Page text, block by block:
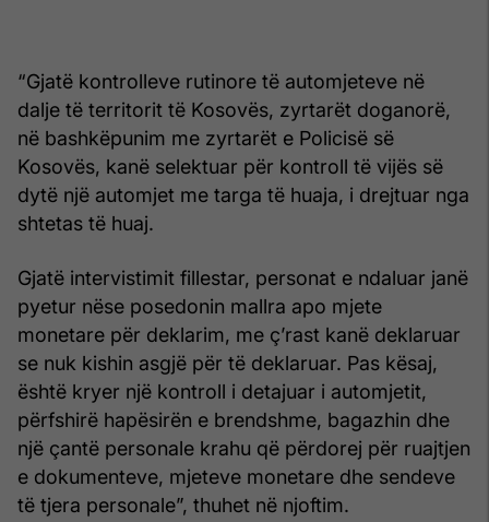
“Gjatë kontrolleve rutinore të automjeteve në
dalje të territorit të Kosovës, zyrtarët doganorë,
në bashkëpunim me zyrtarët e Policisë së
Kosovës, kanë selektuar për kontroll të vijës së
dytë një automjet me targa të huaja, i drejtuar nga
shtetas të huaj.
Gjatë intervistimit fillestar, personat e ndaluar janë
pyetur nëse posedonin mallra apo mjete
monetare për deklarim, me ç’rast kanë deklaruar
se nuk kishin asgjë për të deklaruar. Pas kësaj,
është kryer një kontroll i detajuar i automjetit,
përfshirë hapësirën e brendshme, bagazhin dhe
një çantë personale krahu që përdorej për ruajtjen
e dokumenteve, mjeteve monetare dhe sendeve
të tjera personale”, thuhet në njoftim.